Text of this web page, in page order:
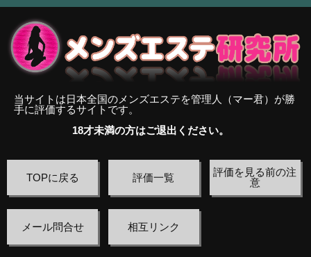
当サイトは日本全国のメンズエステを管理人（マー君）が勝
手に評価するサイトです。
18才未満の方はご退出ください。
TOPに戻る 評価一覧
評価を見る前の注
意
メール問合せ 相互リンク